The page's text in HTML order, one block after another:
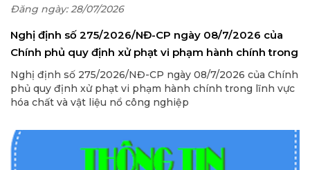
Đăng ngày: 28/07/2026
Nghị định số 275/2026/NĐ-CP ngày 08/7/2026 của
Chính phủ quy định xử phạt vi phạm hành chính trong
lĩnh vực hóa chất và vật liệu nổ công nghiệp
Nghị định số 275/2026/NĐ-CP ngày 08/7/2026 của Chính
phủ quy định xử phạt vi phạm hành chính trong lĩnh vực
hóa chất và vật liệu nổ công nghiệp